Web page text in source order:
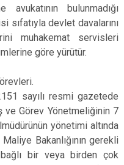
bulunmadığı
devlet davalarını
muhakemat servisleri
göre yürütür.
sayılı resmi gazetede
ve Görev Yönetmeliğinin 7
yönetimi altında
Bakanlığının gerekli
bir veya birden çok